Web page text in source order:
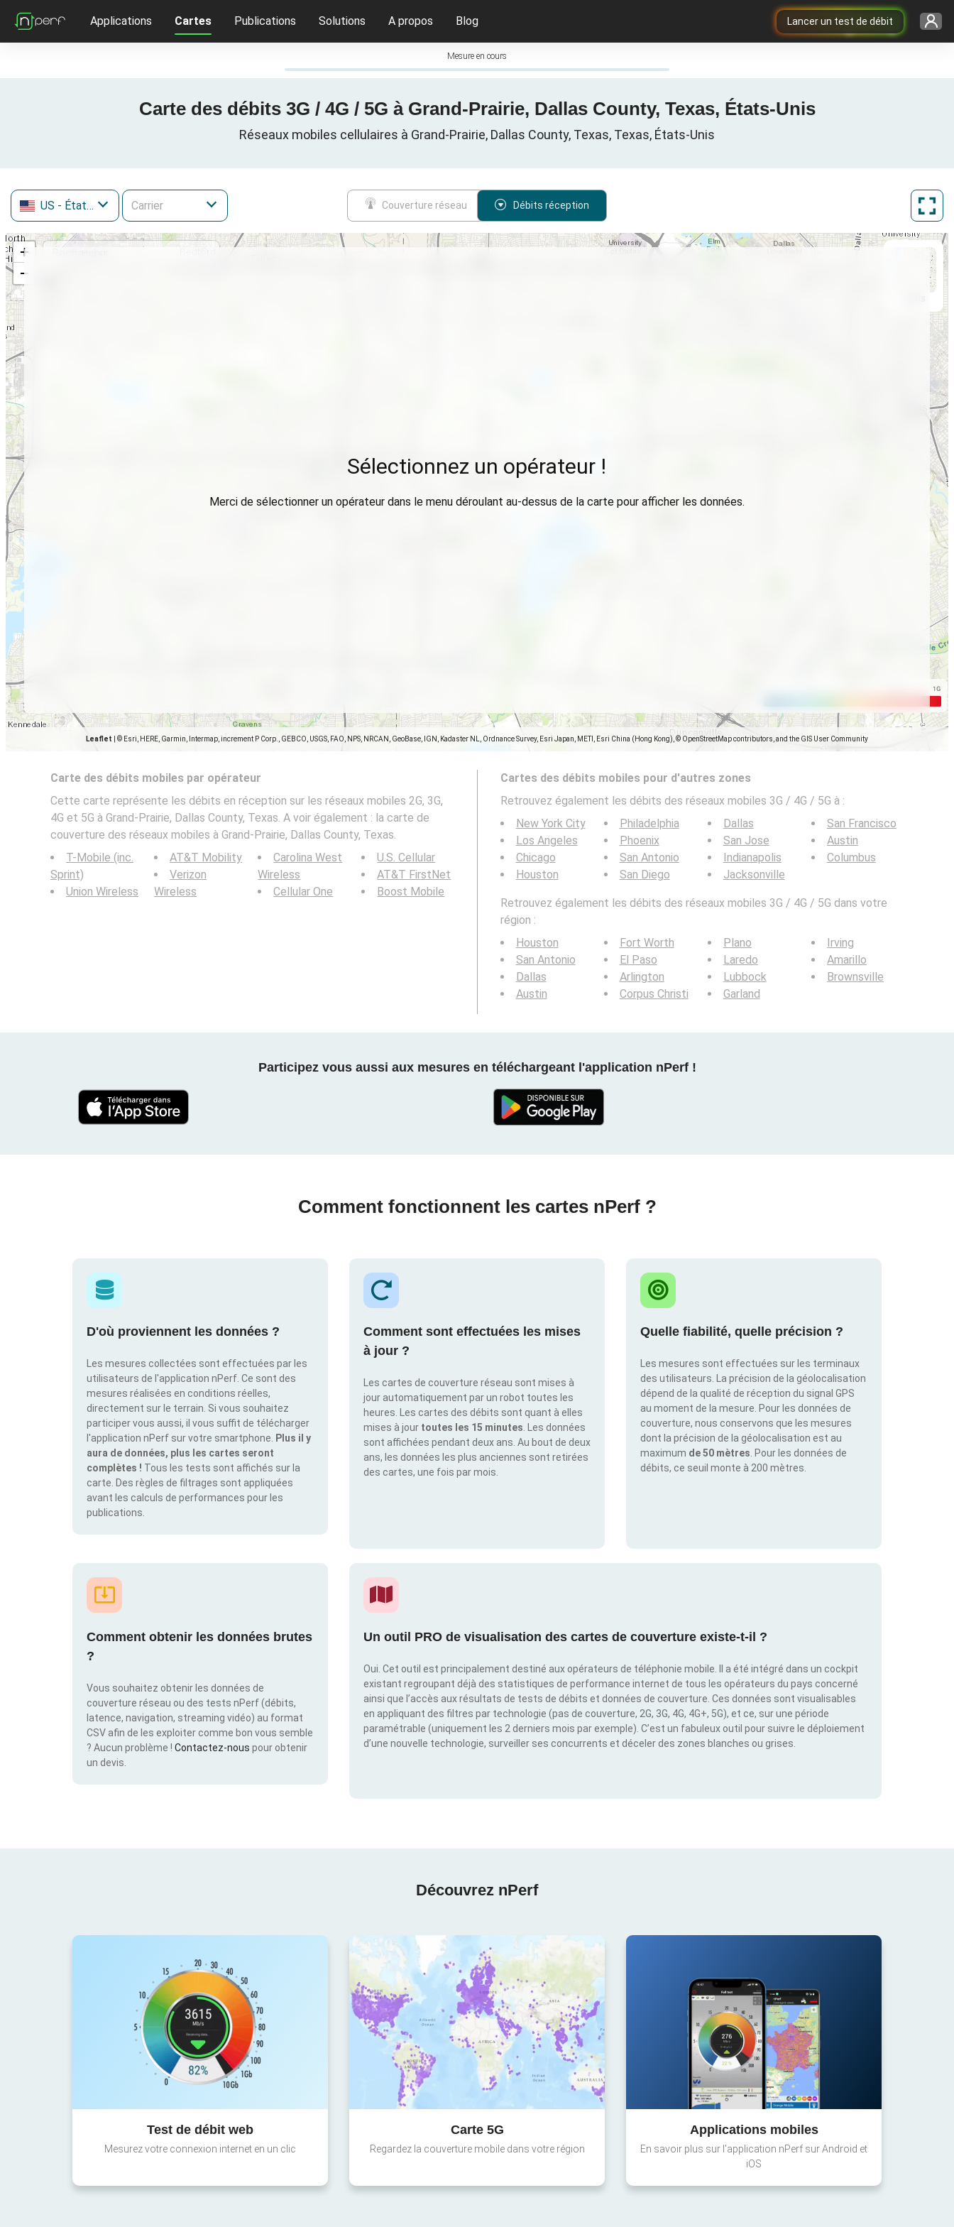
Lancer un test de débit
Applications Cartes Publications Solutions A propos Blog
Mesure en cours
Carte des débits 3G / 4G / 5G à Grand-Prairie, Dallas County, Texas, États-Unis
Réseaux mobiles cellulaires à Grand-Prairie, Dallas County, Texas, Texas, États-Unis
US - États-Unis Couverture réseau Débits réception
+
−
Leaflet © Esri, HERE, Garmin, Intermap, increment P Corp., GEBCO, USGS, FAO, NPS, NRCAN, GeoBase, IGN, Kadaster NL, Ordnance Survey, Esri Japan, METI, Esri China (Hong Kong), © OpenStreetMap contributors, and the GIS User Community
Sélectionnez un opérateur !
Merci de sélectionner un opérateur dans le menu déroulant au-dessus de la carte pour afficher les données.
Carte des débits mobiles par opérateur
Cette carte représente les débits en réception sur les réseaux mobiles 2G, 3G,
4G et 5G à Grand-Prairie, Dallas County, Texas. A voir également : la carte de
couverture des réseaux mobiles à Grand-Prairie, Dallas County, Texas.
T-Mobile (inc.
Sprint)
Union Wireless
AT&T Mobility
Verizon
Wireless
Carolina West
Wireless
Cellular One
U.S. Cellular
AT&T FirstNet
Boost Mobile
Cartes des débits mobiles pour d'autres zones
Retrouvez également les débits des réseaux mobiles 3G / 4G / 5G à :
New York City
Los Angeles
Chicago
Houston
Philadelphia
Phoenix
San Antonio
San Diego
Dallas
San Jose
Indianapolis
Jacksonville
San Francisco
Austin
Columbus
Retrouvez également les débits des réseaux mobiles 3G / 4G / 5G dans votre
région :
Houston
San Antonio
Dallas
Austin
Fort Worth
El Paso
Arlington
Corpus Christi
Plano
Laredo
Lubbock
Garland
Irving
Amarillo
Brownsville
Participez vous aussi aux mesures en téléchargeant l'application nPerf !
Comment fonctionnent les cartes nPerf ?
D'où proviennent les données ?
Les mesures collectées sont effectuées par les
utilisateurs de l'application nPerf. Ce sont des
mesures réalisées en conditions réelles,
directement sur le terrain. Si vous souhaitez
participer vous aussi, il vous suffit de télécharger
l'application nPerf sur votre smartphone.
Plus il y
aura de données, plus les cartes seront
complètes ! Tous les tests sont affichés sur la
carte. Des règles de filtrages sont appliquées
avant les calculs de performances pour les
publications.
Comment sont effectuées les mises
à jour ?
Les cartes de couverture réseau sont mises à
jour automatiquement par un robot toutes les
heures. Les cartes des débits sont quant à elles
mises à jour toutes les 15 minutes . Les données
sont affichées pendant deux ans. Au bout de deux
ans, les données les plus anciennes sont retirées
des cartes, une fois par mois.
Quelle fiabilité, quelle précision ?
Les mesures sont effectuées sur les terminaux
des utilisateurs. La précision de la géolocalisation
dépend de la qualité de réception du signal GPS
au moment de la mesure. Pour les données de
couverture, nous conservons que les mesures
dont la précision de la géolocalisation est au
maximum de 50 mètres . Pour les données de
débits, ce seuil monte à 200 mètres.
Comment obtenir les données brutes
?
Vous souhaitez obtenir les données de
couverture réseau ou des tests nPerf (débits,
latence, navigation, streaming vidéo) au format
CSV afin de les exploiter comme bon vous semble
? Aucun problème ! Contactez-nous pour obtenir
un devis.
Un outil PRO de visualisation des cartes de couverture existe-t-il ?
Oui. Cet outil est principalement destiné aux opérateurs de téléphonie mobile. Il a été intégré dans un cockpit
existant regroupant déjà des statistiques de performance internet de tous les opérateurs du pays concerné
ainsi que l’accès aux résultats de tests de débits et données de couverture. Ces données sont visualisables
en appliquant des filtres par technologie (pas de couverture, 2G, 3G, 4G, 4G+, 5G), et ce, sur une période
paramétrable (uniquement les 2 derniers mois par exemple). C’est un fabuleux outil pour suivre le déploiement
d’une nouvelle technologie, surveiller ses concurrents et déceler des zones blanches ou grises.
Découvrez nPerf
Test de débit web
Mesurez votre connexion internet en un clic
Carte 5G
Regardez la couverture mobile dans votre région
Applications mobiles
En savoir plus sur l'application nPerf sur Android et
iOS